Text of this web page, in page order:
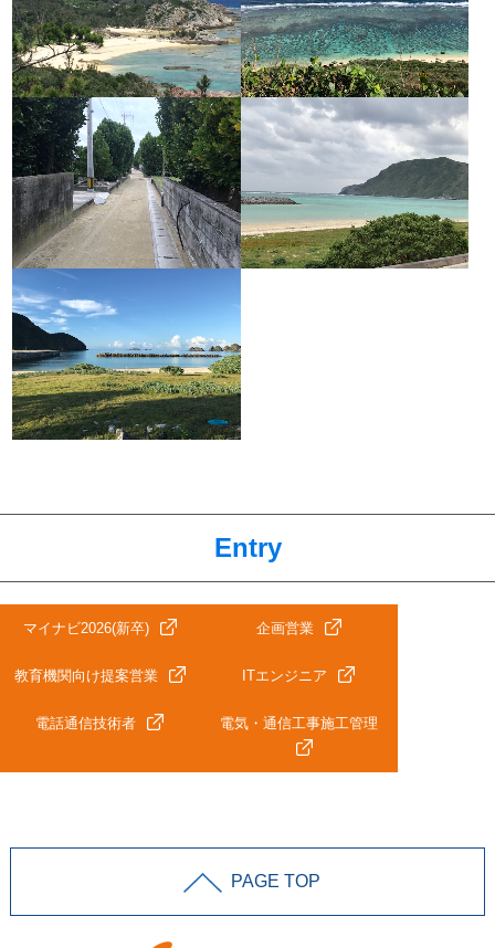
Entry
マイナビ2026(新卒) 企画営業
教育機関向け提案営業 ITエンジニア
電話通信技術者 電気・通信工事施工管理
PAGE TOP